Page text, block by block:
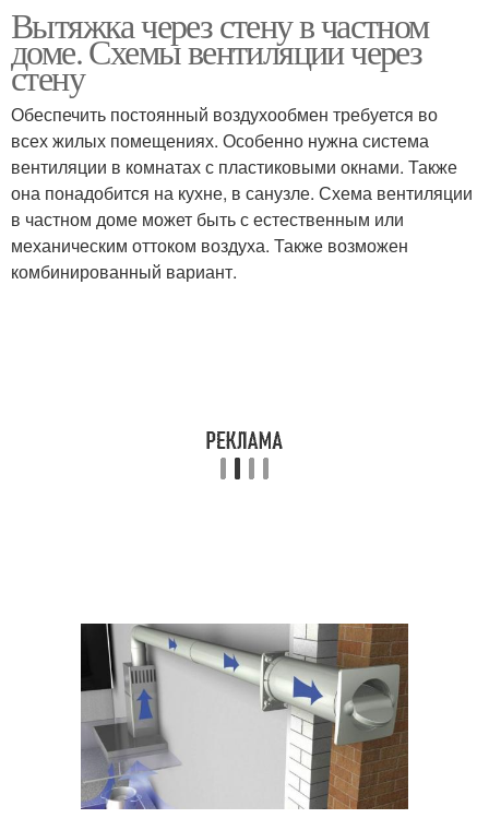
Дом в туалете Плиты в частном доме
Вытяжка через стену в частном
доме. Схемы вентиляции через
стену
Обеспечить постоянный воздухообмен требуется во
всех жилых помещениях. Особенно нужна система
вентиляции в комнатах с пластиковыми окнами. Также
она понадобится на кухне, в санузле. Схема вентиляции
в частном доме может быть с естественным или
механическим оттоком воздуха. Также возможен
комбинированный вариант.